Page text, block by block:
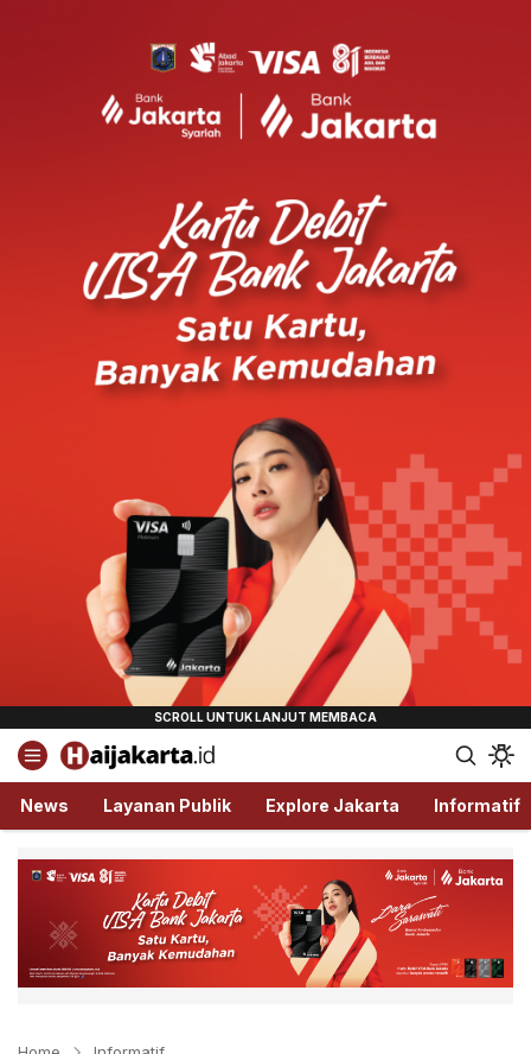
Haijakarta.id
Semua Tentang Jakarta Ada Disini!
News Layanan Publik Explore Jakarta Informatif